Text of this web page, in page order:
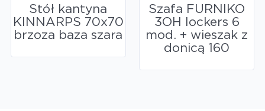
Stół kantyna
KINNARPS 70x70
brzoza baza szara
Szafa FURNIKO
3OH lockers 6
mod. + wieszak z
donicą 160